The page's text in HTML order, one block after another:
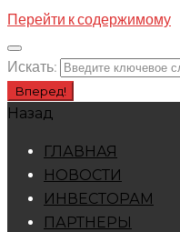
Перейти к содержимому
Искать:
Вперед!
Назад
ГЛАВНАЯ
НОВОСТИ
ИНВЕСТОРАМ
ПАРТНЕРЫ